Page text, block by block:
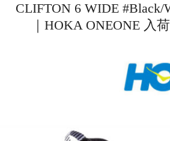
CLIFTON 6 WIDE #Black/
｜HOKA ONEONE 入